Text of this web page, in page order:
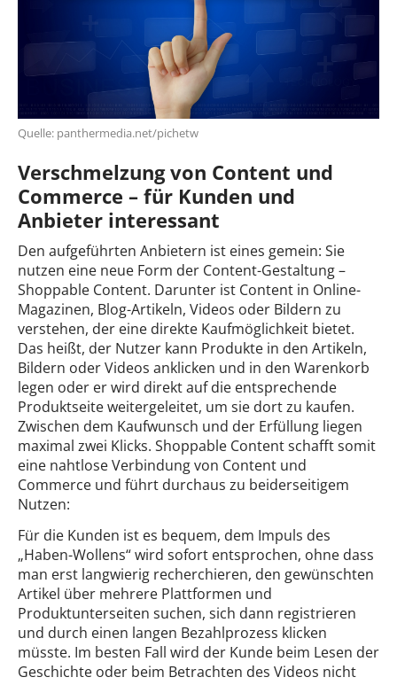
Quelle: panthermedia.net/pichetw
Verschmelzung von Content und
Commerce – für Kunden und
Anbieter interessant
Den aufgeführten Anbietern ist eines gemein: Sie
nutzen eine neue Form der Content-Gestaltung –
Shoppable Content. Darunter ist Content in Online-
Magazinen, Blog-Artikeln, Videos oder Bildern zu
verstehen, der eine direkte Kaufmöglichkeit bietet.
Das heißt, der Nutzer kann Produkte in den Artikeln,
Bildern oder Videos anklicken und in den Warenkorb
legen oder er wird direkt auf die entsprechende
Produktseite weitergeleitet, um sie dort zu kaufen.
Zwischen dem Kaufwunsch und der Erfüllung liegen
maximal zwei Klicks. Shoppable Content schafft somit
eine nahtlose Verbindung von Content und
Commerce und führt durchaus zu beiderseitigem
Nutzen:
Für die Kunden ist es bequem, dem Impuls des
„Haben-Wollens“ wird sofort entsprochen, ohne dass
man erst langwierig recherchieren, den gewünschten
Artikel über mehrere Plattformen und
Produktunterseiten suchen, sich dann registrieren
und durch einen langen Bezahlprozess klicken
müsste. Im besten Fall wird der Kunde beim Lesen der
Geschichte oder beim Betrachten des Videos nicht